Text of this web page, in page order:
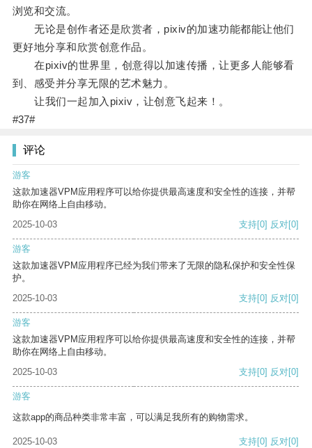
浏览和交流。
无论是创作者还是欣赏者，pixiv的加速功能都能让他们
更好地分享和欣赏创意作品。
在pixiv的世界里，创意得以加速传播，让更多人能够看
到、感受并分享无限的艺术魅力。
让我们一起加入pixiv，让创意飞起来！。
#37#
评论
游客
这款加速器VPM应用程序可以给你提供最高速度和安全性的连接，并帮
助你在网络上自由移动。
2025-10-03
支持[0] 反对[0]
游客
这款加速器VPM应用程序已经为我们带来了无限的隐私保护和安全性保
护。
2025-10-03
支持[0] 反对[0]
游客
这款加速器VPM应用程序可以给你提供最高速度和安全性的连接，并帮
助你在网络上自由移动。
2025-10-03
支持[0] 反对[0]
游客
这款app的商品种类非常丰富，可以满足我所有的购物需求。
2025-10-03 支持[0] 反对[0]